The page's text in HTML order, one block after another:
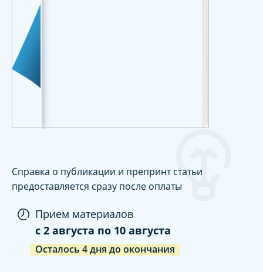
Справка о публикации и препринт статьи
предоставляется сразу после оплаты
Прием материалов
c 2 августа по 10 августа
Осталось 4дня до окончания